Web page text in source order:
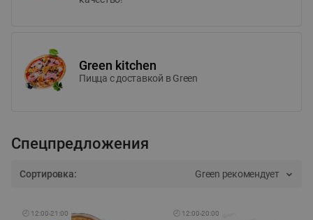
Green kitchen
Пицца c доставкой в Green
Спецпредложения
Сортировка: Green рекомендует
🕘 12:00-21:00 🕘 12:00-20:00